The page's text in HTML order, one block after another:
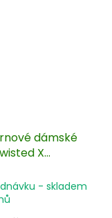
dámské
X
- skladem